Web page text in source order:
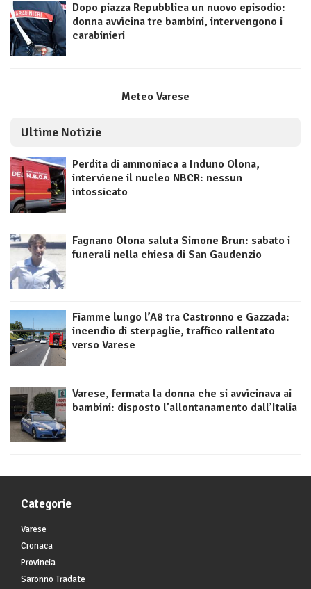
Dopo piazza Repubblica un nuovo episodio:
donna avvicina tre bambini, intervengono i
carabinieri
Meteo Varese
Ultime Notizie
Perdita di ammoniaca a Induno Olona,
interviene il nucleo NBCR: nessun
intossicato
Fagnano Olona saluta Simone Brun: sabato i
funerali nella chiesa di San Gaudenzio
Fiamme lungo l’A8 tra Castronno e Gazzada:
incendio di sterpaglie, traffico rallentato
verso Varese
Varese, fermata la donna che si avvicinava ai
bambini: disposto l’allontanamento dall’Italia
Categorie
Varese
Cronaca
Provincia
Saronno Tradate